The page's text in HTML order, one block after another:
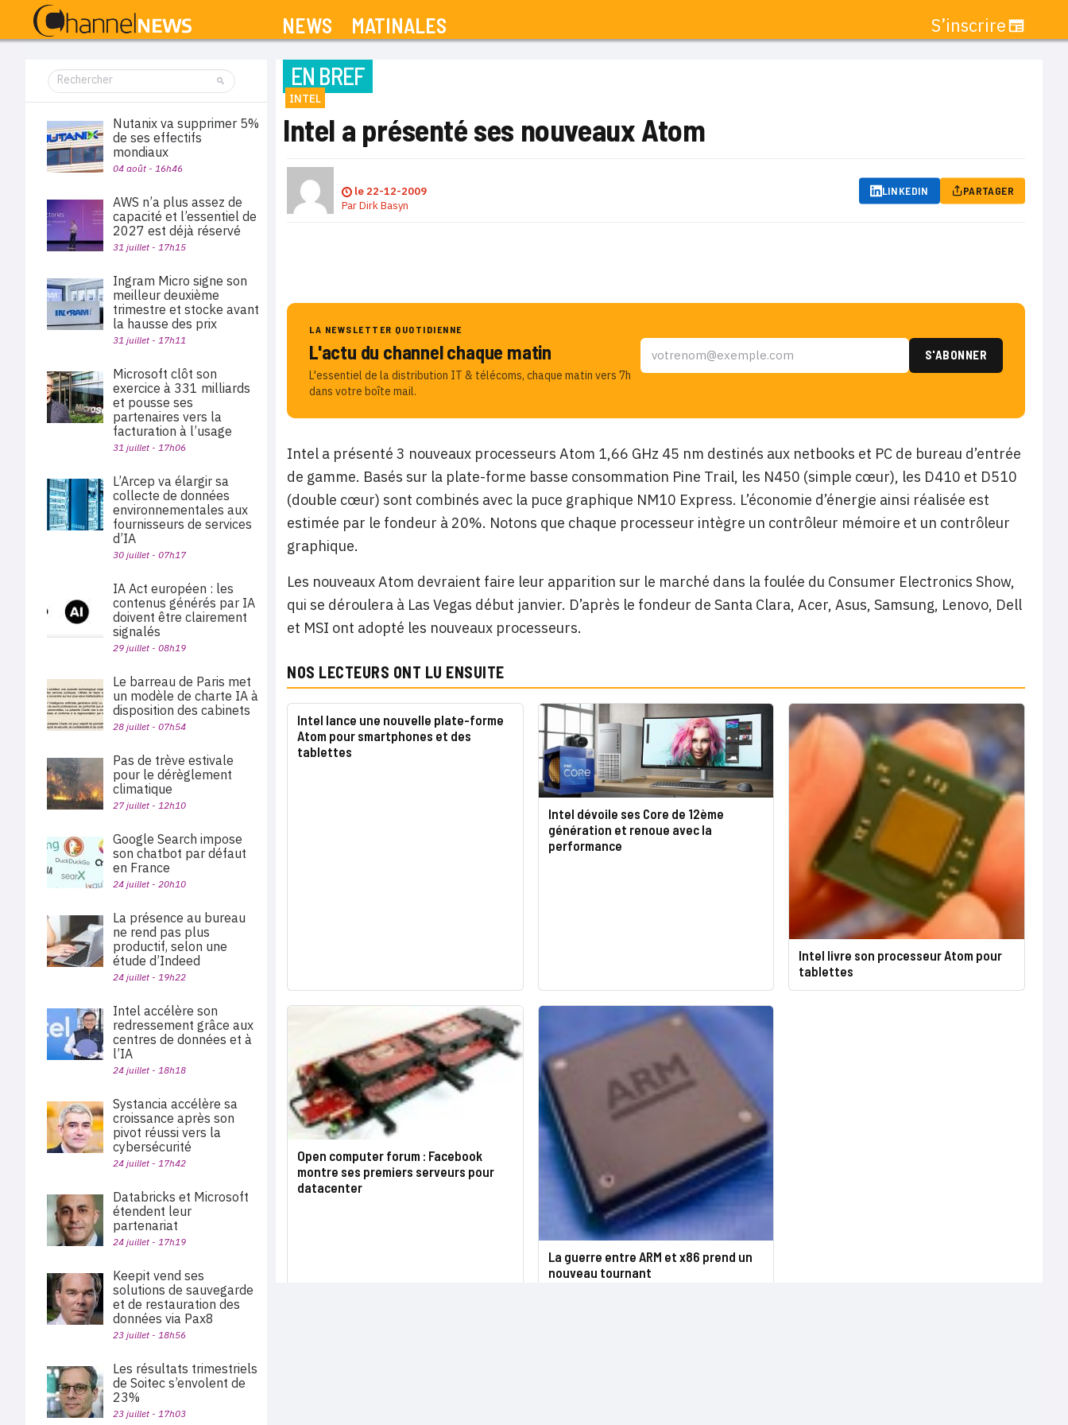
NEWS MATINALES S’inscrire
EN BREF
INTEL
Intel a présenté ses nouveaux Atom
le 22-12-2009
ParDirk Basyn
LINKEDIN PARTAGER
LA NEWSLETTER QUOTIDIENNE
L'actu du channel chaque matin
L'essentiel de la distribution IT & télécoms, chaque matin vers 7h
dans votre boîte mail.
Intel a présenté 3 nouveaux processeurs Atom 1,66 GHz 45 nm destinés aux netbooks et PC de bureau d’entrée
de gamme. Basés sur la plate-forme basse consommation Pine Trail, les N450 (simple cœur), les D410 et D510
(double cœur) sont combinés avec la puce graphique NM10 Express. L’économie d’énergie ainsi réalisée est
estimée par le fondeur à 20%. Notons que chaque processeur intègre un contrôleur mémoire et un contrôleur
graphique.
Les nouveaux Atom devraient faire leur apparition sur le marché dans la foulée du Consumer Electronics Show,
qui se déroulera à Las Vegas début janvier. D’après le fondeur de Santa Clara, Acer, Asus, Samsung, Lenovo, Dell
et MSI ont adopté les nouveaux processeurs.
NOS LECTEURS ONT LU ENSUITE
Intel lance une nouvelle plate-forme
Atom pour smartphones et des
tablettes
Intel dévoile ses Core de 12ème
génération et renoue avec la
performance
Intel livre son processeur Atom pour
tablettes
Open computer forum : Facebook
montre ses premiers serveurs pour
datacenter
La guerre entre ARM et x86 prend un
nouveau tournant
Nutanix va supprimer 5%
de ses effectifs
mondiaux
04 août - 16h46
AWS n’a plus assez de
capacité et l’essentiel de
2027 est déjà réservé
31 juillet - 17h15
Ingram Micro signe son
meilleur deuxième
trimestre et stocke avant
la hausse des prix
31 juillet - 17h11
Microsoft clôt son
exercice à 331 milliards
et pousse ses
partenaires vers la
facturation à l’usage
31 juillet - 17h06
L’Arcep va élargir sa
collecte de données
environnementales aux
fournisseurs de services
d’IA
30 juillet - 07h17
IA Act européen : les
contenus générés par IA
doivent être clairement
signalés
29 juillet - 08h19
Le barreau de Paris met
un modèle de charte IA à
disposition des cabinets
28 juillet - 07h54
Pas de trève estivale
pour le dérèglement
climatique
27 juillet - 12h10
Google Search impose
son chatbot par défaut
en France
24 juillet - 20h10
La présence au bureau
ne rend pas plus
productif, selon une
étude d’Indeed
24 juillet - 19h22
Intel accélère son
redressement grâce aux
centres de données et à
l’IA
24 juillet - 18h18
Systancia accélère sa
croissance après son
pivot réussi vers la
cybersécurité
24 juillet - 17h42
Databricks et Microsoft
étendent leur
partenariat
24 juillet - 17h19
Keepit vend ses
solutions de sauvegarde
et de restauration des
données via Pax8
23 juillet - 18h56
Les résultats trimestriels
de Soitec s’envolent de
23%
23 juillet - 17h03